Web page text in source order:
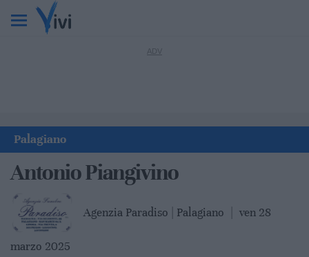
Palagiano
Antonio Piangivino
Agenzia Paradiso | Palagiano ven 28
marzo 2025